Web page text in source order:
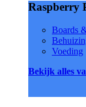
Raspberry
Boards
Voeding
Bekijk alles